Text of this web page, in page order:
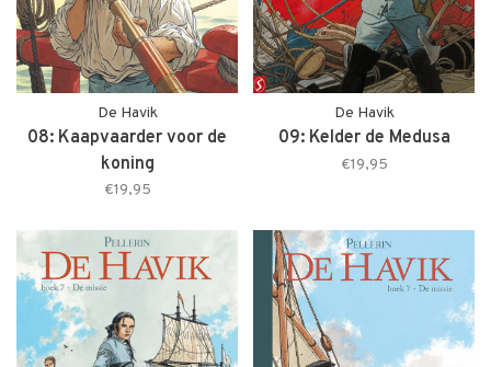
De Havik
08: Kaapvaarder voor de
koning
€19,95
De Havik
09: Kelder de Medusa
€19,95